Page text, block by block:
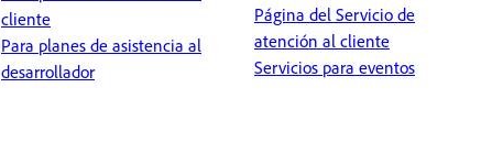
cliente
Para planes de asistencia al
desarrollador
Página del Servicio de
atención al cliente
Servicios para eventos